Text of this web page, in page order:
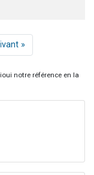
»
notre référence en la